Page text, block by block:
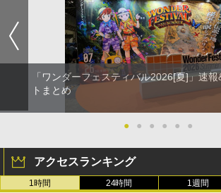
「ワンダーフェスティバル2026[夏]」速
トまとめ
● ● ● ● ● ●
アクセスランキング
1時間 24時間 1週間